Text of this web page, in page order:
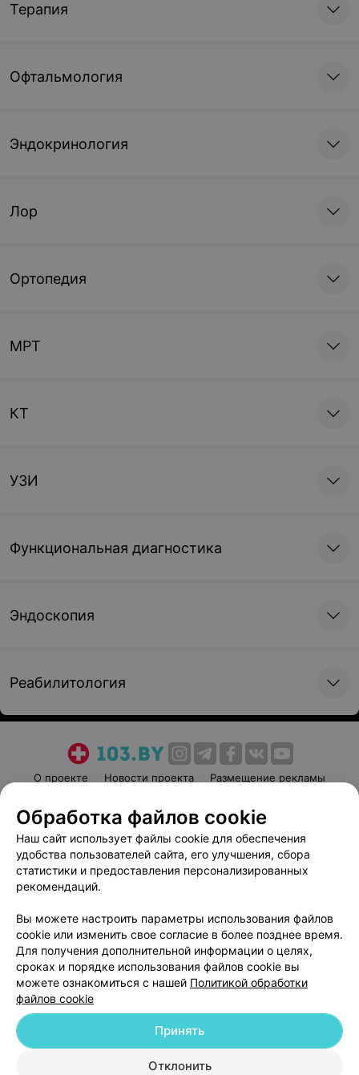
Терапия
Офтальмология
Эндокринология
Лор
Ортопедия
МРТ
КТ
УЗИ
Функциональная диагностика
Эндоскопия
Реабилитология
О проекте Новости проекта
Размещение рекламы
Пользовательское соглашение
Способы оплаты
Вакансии
Партнеры
Написать руководителю 103.by
Обработка персональных данных
© 2026 ООО «Артокс Лаб», УНП 191700409
| 220012, Республика Беларусь,
г. Минск, улица Толбухина, 2, пом. 16 | help@103.by
Обработка файлов cookie
Наш сайт использует файлы cookie для обеспечения
удобства пользователей сайта, его улучшения, сбора
статистики и предоставления персонализированных
рекомендаций.
Вы можете настроить параметры использования файлов
cookie или изменить свое согласие в более позднее время.
Для получения дополнительной информации о целях,
сроках и порядке использования файлов cookie вы
можете ознакомиться с нашей Политикой обработки
файлов cookie
Отклонить
Принять